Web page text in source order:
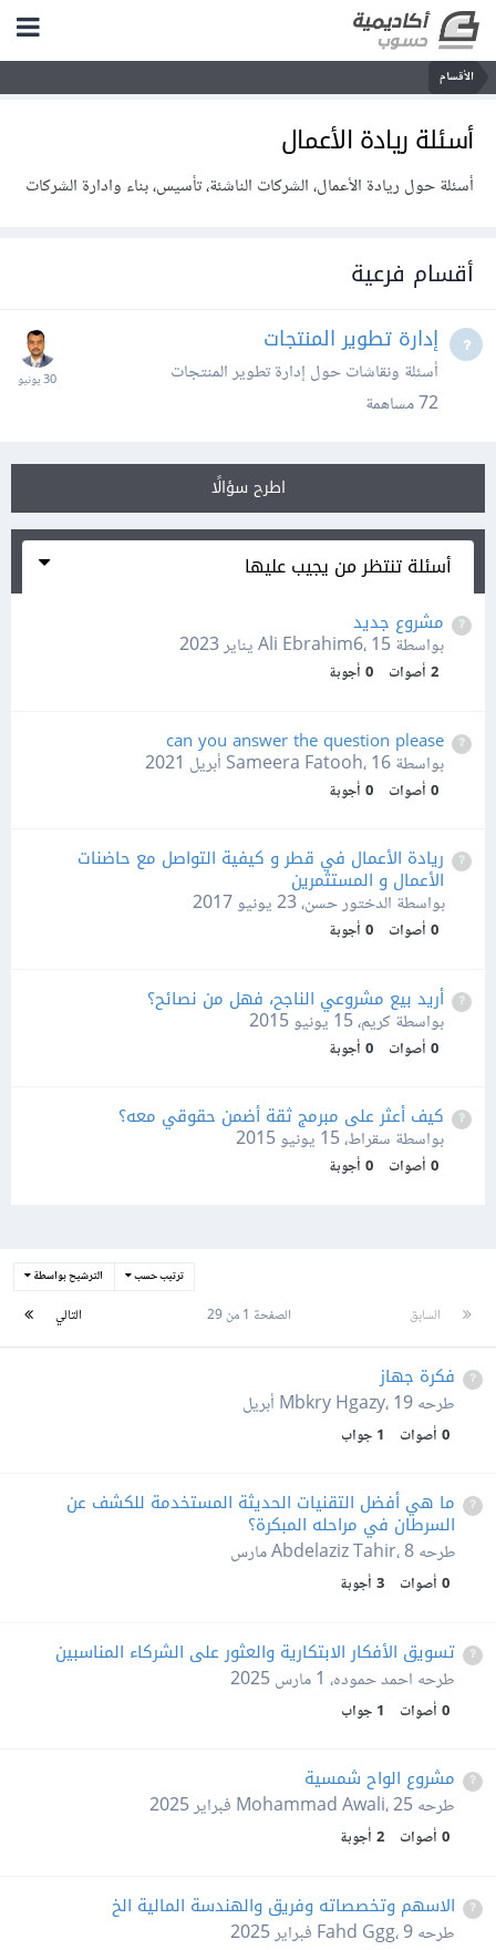
الأقسام
أسئلة ريادة الأعمال
أسئلة حول ريادة الأعمال، الشركات الناشئة، تأسيس، بناء وادارة الشركات
أقسام فرعية
إدارة تطوير المنتجات
أسئلة ونقاشات حول إدارة تطوير المنتجات
72مساهمة
اطرح سؤالًا
أسئلة تنتظر من يجيب عليها
مشروع جديد
بواسطة Ali Ebrahim6،15 يناير 2023
2 أصوات 0 أجوبة
can you answer the question please
بواسطة Sameera Fatooh،16 أبريل 2021
0 أصوات 0 أجوبة
ريادة الأعمال في قطر و كيفية التواصل مع حاضنات
الأعمال و المستثمرين
بواسطة الدختور حسن،23 يونيو 2017
0 أصوات 0 أجوبة
أريد بيع مشروعي الناجح، فهل من نصائح؟
بواسطة كريم،15 يونيو 2015
0 أصوات 0 أجوبة
كيف أعثر على مبرمج ثقة أضمن حقوقي معه؟
بواسطة سقراط،15 يونيو 2015
0 أصوات 0 أجوبة
ترتيب حسب الترشيح بواسطة
السابق التالي الصفحة 1 من 29
فكرة جهاز
طرحه Mbkry Hgazy،19 أبريل
0 أصوات 1 جواب
ما هي أفضل التقنيات الحديثة المستخدمة للكشف عن
السرطان في مراحله المبكرة؟
طرحه Abdelaziz Tahir،8 مارس
0 أصوات 3 أجوبة
تسويق الأفكار الابتكارية والعثور على الشركاء المناسبين
طرحه احمد حموده، 1 مارس 2025
0 أصوات 1 جواب
مشروع الواح شمسية
طرحه Mohammad Awali،25 فبراير 2025
0 أصوات 2 أجوبة
الاسهم وتخصصاته وفريق والهندسة المالية الخ
طرحه Fahd Ggg،9 فبراير 2025